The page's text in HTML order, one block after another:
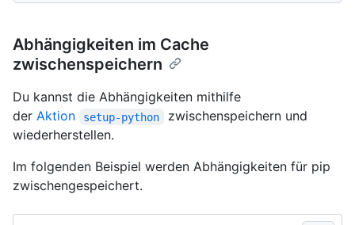
Abhängigkeiten im Cache
zwischenspeichern
Du kannst die Abhängigkeiten mithilfe
der Aktion setup-python
zwischenspeichern und
wiederherstellen.
Im folgenden Beispiel werden Abhängigkeiten für pip
zwischengespeichert.